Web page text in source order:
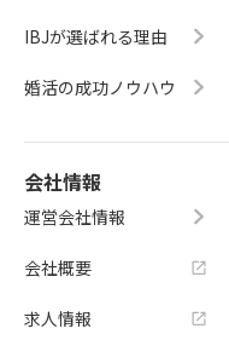
IBJが選ばれる理由
婚活の成功ノウハウ
会社情報
運営会社情報
会社概要
求人情報